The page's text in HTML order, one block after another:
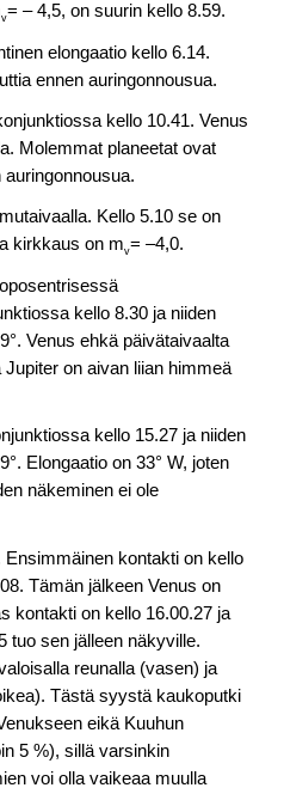
v= – 4,5, on suurin kello 8.59.
elongaatio kello 6.14.
ennen auringonnousua.
kello 10.41. Venus
Molemmat planeetat ovat
Kello 5.10 se on
kirkkaus on mv= –4,0.
kello 8.30 ja niiden
Venus ehkä päivätaivaalta
on aivan liian himmeä
kello 15.27 ja niiden
Elongaatio on 33° W, joten
näkeminen ei ole
Ensimmäinen kontakti on kello
Tämän jälkeen Venus on
kontakti on kello 16.00.27 ja
tuo sen jälleen näkyville.
reunalla (vasen) ja
Tästä syystä kaukoputki
eikä Kuuhun
5 %), sillä varsinkin
voi olla vaikeaa muulla